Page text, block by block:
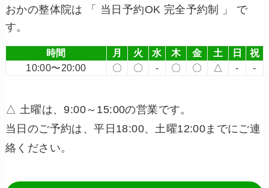
おかの整体院は 「 当日予約OK 完全予約制 」 で
す。
時間 月 火 水 木 金 土 日
祝
10:00〜20:00
〇 〇 - 〇 〇 △ - -
△ 土曜は、9:00～15:00の営業です。
当日のご予約は、平日18:00、土曜12:00までにご連
絡ください。